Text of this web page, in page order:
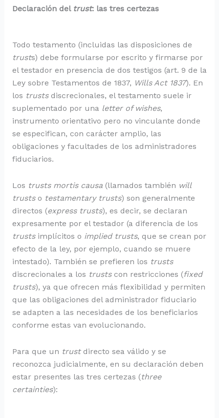
Declaración del trust: las tres certezas
Todo testamento (incluidas las disposiciones de
trusts) debe formularse por escrito y firmarse por
el testador en presencia de dos testigos (art. 9 de la
Ley sobre Testamentos de 1837, Wills Act 1837). En
los trusts discrecionales, el testamento suele ir
suplementado por una letter of wishes,
instrumento orientativo pero no vinculante donde
se especifican, con carácter amplio, las
obligaciones y facultades de los administradores
fiduciarios.
Los trusts mortis causa(llamados también will
trustso testamentary trusts) son generalmente
directos (express trusts), es decir, se declaran
expresamente por el testador (a diferencia de los
trusts implícitos o implied trusts, que se crean por
efecto de la ley, por ejemplo, cuando se muere
intestado). También se prefieren los trusts
discrecionales a los trusts con restricciones (fixed
trusts), ya que ofrecen más flexibilidad y permiten
que las obligaciones del administrador fiduciario
se adapten a las necesidades de los beneficiarios
conforme estas van evolucionando.
Para que un trust directo sea válido y se
reconozca judicialmente, en su declaración deben
estar presentes las tres certezas (three
certainties):